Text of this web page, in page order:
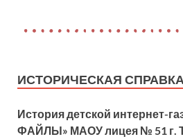
ИСТОРИЧЕСКАЯ СПРАВКА
История детской интернет-
ФАЙЛЫ» МАОУ лицея № 51 г.